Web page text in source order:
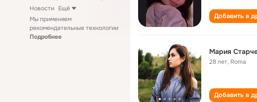
Новости Ещё
Мы применяем
рекомендательные технологии
Подробнее
Добавить в
Мария
28 лет, Roma
Добавить в